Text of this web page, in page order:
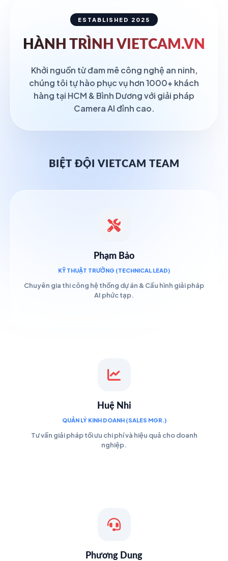
ESTABLISHED 2025
HÀNH TRÌNH VIETCAM.VN
Khởi nguồn từ đam mê công nghệ an ninh,
chúng tôi tự hào phục vụ hơn 1000+ khách
hàng tại HCM & Bình Dương với giải pháp
Camera AI đỉnh cao.
BIỆT ĐỘI VIETCAM TEAM
Phạm Bảo
KỸ THUẬT TRƯỞNG (TECHNICAL LEAD)
Chuyên gia thi công hệ thống dự án & Cấu hình giải pháp
AI phức tạp.
Huệ Nhi
QUẢN LÝ KINH DOANH (SALES MGR.)
Tư vấn giải pháp tối ưu chi phí và hiệu quả cho doanh
nghiệp.
Phương Dung